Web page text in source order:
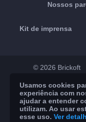
Nossos
Kit de imprensa
© 2026 Brickoft
App
Usamos cookies
experiência com
ajudar a entender
utilizam. Ao usar
esse uso. Ver